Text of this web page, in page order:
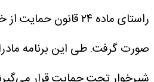
راستای ماده ۲۴ قانون
صورت گرفت. طی این برنامه